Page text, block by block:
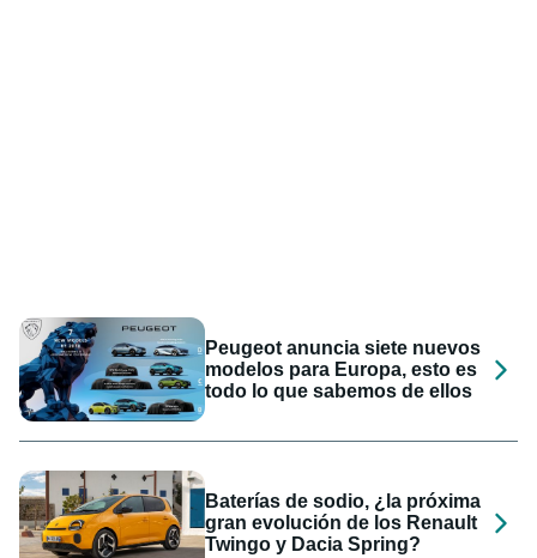
Peugeot anuncia siete nuevos
modelos para Europa, esto es
todo lo que sabemos de ellos
Baterías de sodio, ¿la próxima
gran evolución de los Renault
Twingo y Dacia Spring?